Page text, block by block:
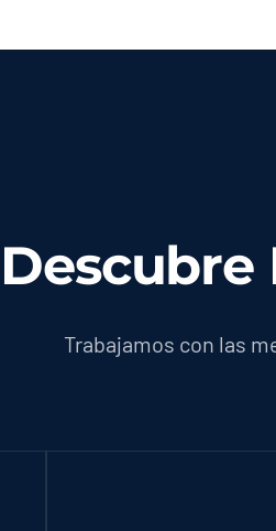
Descubre
Trabajamos con las